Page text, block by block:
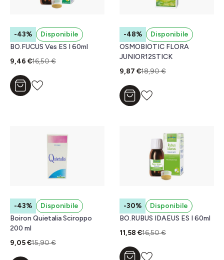
-43%
Disponibile
BO.FUCUS Ves ES I 60ml
9,46 €16,50 €
Aggiungi al carrello
-48%
Disponibile
OSMOBIOTIC FLORA
JUNIOR12STICK
9,87 €18,90 €
Aggiungi al carrello
-43%
Disponibile
Boiron Quietalia Sciroppo
200 ml
9,05 €15,90 €
-30%
Disponibile
BO.RUBUS IDAEUS ES I 60ml
11,58 €16,50 €